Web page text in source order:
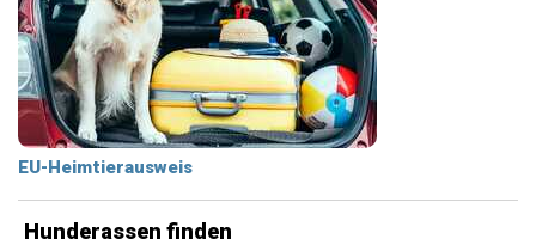
EU-Heimtierausweis
Hunderassen finden